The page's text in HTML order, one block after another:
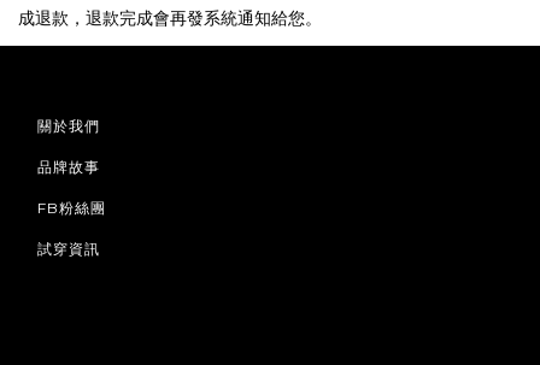
成退款，退款完成會再發系統通知給您。
關於我們
品牌故事
FB粉絲團
試穿資訊